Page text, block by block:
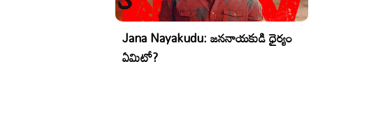
Jana Nayakudu: జననాయకుడి ధైర్యం
ఏమిటో?